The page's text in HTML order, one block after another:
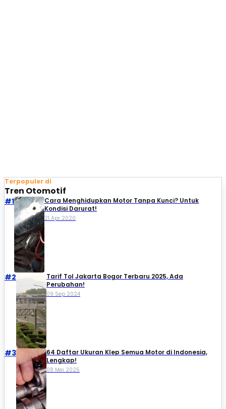
Terpopuler di
Tren Otomotif
#1
Cara Menghidupkan Motor Tanpa Kunci? Untuk
Kondisi Darurat!
21 Apr 2020
#2
Tarif Tol Jakarta Bogor Terbaru 2025, Ada
Perubahan!
09 Sep 2024
#3
64 Daftar Ukuran Klep Semua Motor di Indonesia,
Lengkap!
08 Mei 2025